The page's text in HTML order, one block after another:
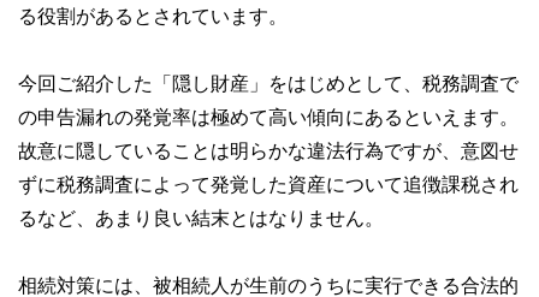
る役割があるとされています。
今回ご紹介した「隠し財産」をはじめとして、税務調査で
の申告漏れの発覚率は極めて高い傾向にあるといえます。
故意に隠していることは明らかな違法行為ですが、意図せ
ずに税務調査によって発覚した資産について追徴課税され
るなど、あまり良い結末とはなりません。
相続対策には、被相続人が生前のうちに実行できる合法的